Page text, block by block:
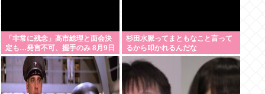
「非常に残念」高市総理と面会決
定も…発言不可、握手のみ 8月9日
長崎の被爆体験者「何のために」 |
主催の長崎市に呼ばれたから行っ
てるんだろうに
杉田水脈ってまともなこと言って
るから叩かれるんだな